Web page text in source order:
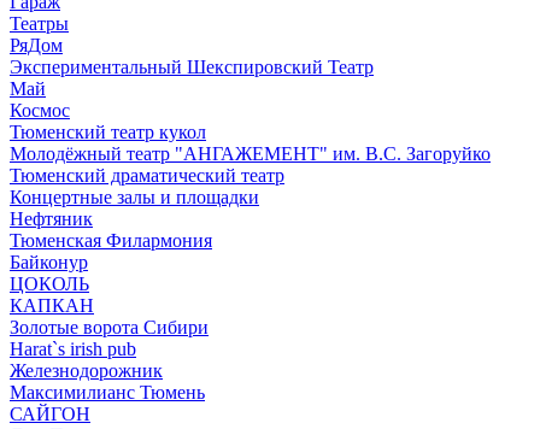
Театры
РяДом
Экспериментальный Шекспировский Театр
Май
Космос
Тюменский театр кукол
Молодёжный театр "АНГАЖЕМЕНТ" им. В.С. Загоруйко
Тюменский драматический театр
Концертные залы и площадки
Нефтяник
Тюменская Филармония
Байконур
ЦОКОЛЬ
КАПКАН
Золотые ворота Сибири
Harat`s irish pub
Железнодорожник
Максимилианс Тюмень
САЙГОН